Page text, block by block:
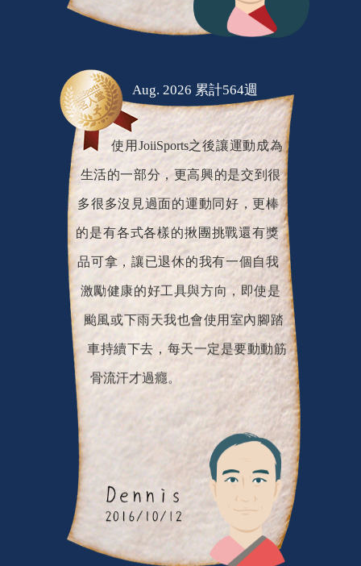
使用JoiiSports之後讓運動成為
生活的一部分，更高興的是交到很
多很多沒見過面的運動同好，更棒
的是有各式各樣的揪團挑戰還有獎
品可拿，讓已退休的我有一個自我
激勵健康的好工具與方向，即使是
颱風或下雨天我也會使用室內腳踏
車持續下去，每天一定是要動動筋
骨流汗才過癮。